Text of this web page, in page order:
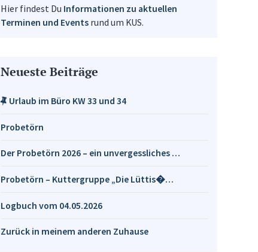
Hier findest Du Informationen zu aktuellen
Terminen und Eventsrund um KUS.
Neueste Beiträge
Urlaub im Büro KW 33 und 34
Probetörn
Der Probetörn 2026 – ein unvergessliches …
Probetörn – Kuttergruppe „Die Lüttis�…
Logbuch vom 04.05.2026
Zurück in meinem anderen Zuhause